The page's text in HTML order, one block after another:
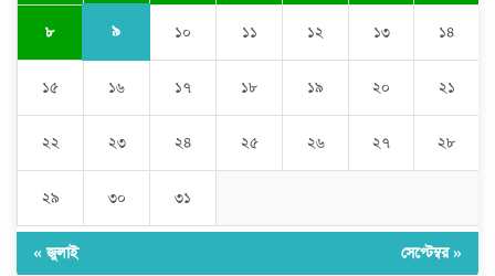
৮ ৯ ১০ ১১ ১২ ১৩ ১৪
১৫ ১৬ ১৭ ১৮ ১৯ ২০ ২১
২২ ২৩ ২৪ ২৫ ২৬ ২৭ ২৮
২৯ ৩০ ৩১
« জুলাই সেপ্টেম্বর »